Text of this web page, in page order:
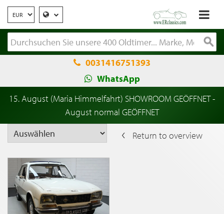
0031416751393
WhatsApp
15. August (Maria Himmelfahrt) SHOWROOM GEÖFFNET -
August normal GEÖFFNET
Return to overview